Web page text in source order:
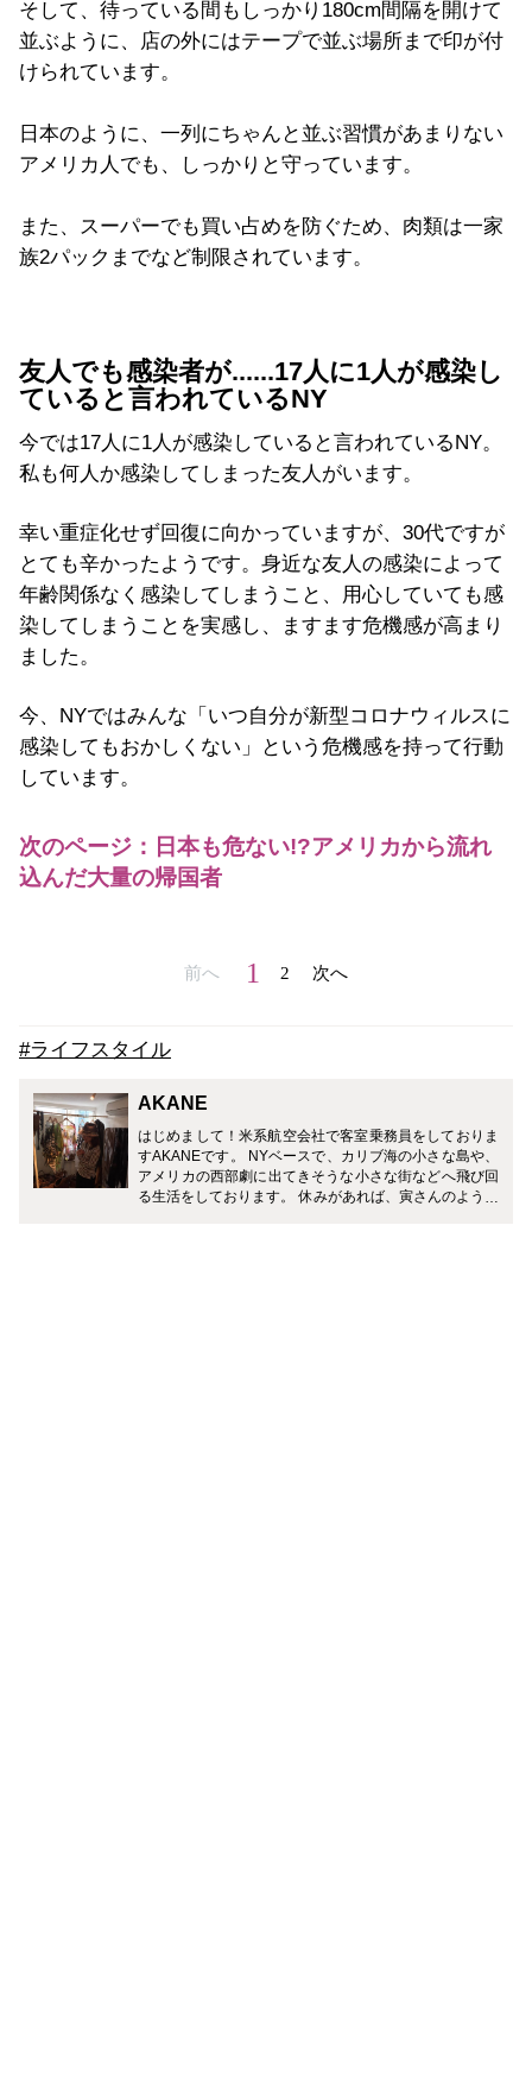
そして、待っている間もしっかり180cm間隔を開けて
並ぶように、店の外にはテープで並ぶ場所まで印が付
けられています。
日本のように、一列にちゃんと並ぶ習慣があまりない
アメリカ人でも、しっかりと守っています。
また、スーパーでも買い占めを防ぐため、肉類は一家
族2パックまでなど制限されています。
友人でも感染者が......17人に1人が感染し
ていると言われているNY
今では17人に1人が感染していると言われているNY。
私も何人か感染してしまった友人がいます。
幸い重症化せず回復に向かっていますが、30代ですが
とても辛かったようです。身近な友人の感染によって
年齢関係なく感染してしまうこと、用心していても感
染してしまうことを実感し、ますます危機感が高まり
ました。
今、NYではみんな「いつ自分が新型コロナウィルスに
感染してもおかしくない」という危機感を持って行動
しています。
次のページ：日本も危ない!?アメリカから流れ
込んだ大量の帰国者
前へ 1 2 次へ
#ライフスタイル
AKANE
はじめまして！米系航空会社で客室乗務員をしておりま
すAKANEです。 NYベースで、カリブ海の小さな島や、
アメリカの西部劇に出てきそうな小さな街などへ飛び回
る生活をしております。 休みがあれば、寅さんのように